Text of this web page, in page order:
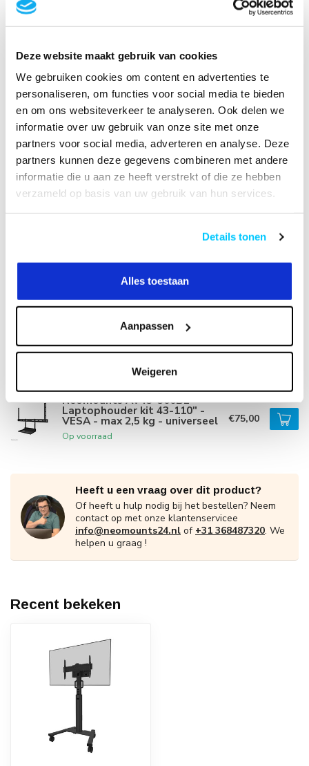
Deze website maakt gebruik van cookies
We gebruiken cookies om content en advertenties te
personaliseren, om functies voor social media te bieden
en om ons websiteverkeer te analyseren. Ook delen we
informatie over uw gebruik van onze site met onze
partners voor social media, adverteren en analyse. Deze
partners kunnen deze gegevens combineren met andere
informatie die u aan ze heeft verstrekt of die ze hebben
verzameld op basis van uw gebruik van hun services.
Details tonen
Alles toestaan
Aanpassen
Weigeren
Specificaties
Reviews
Gerelateerde producten
Neomounts FL50S-825WH1
TV Vloerstandaard
Op voorraad
€579,00
Universele Videobar kit €99,00
Videobar & Multimedia kit
Op voorraad
Videobar/soundbar houder €75,00
Neomounts AV45-500BL
Laptophouder kit 43-110" -
VESA - max 2,5 kg - universeel
Op voorraad
€75,00
Heeft u een vraag over dit product?
Of heeft u hulp nodig bij het bestellen? Neem
contact op met onze klantenservicee
info@neomounts24.nl of +31 368487320. We
helpen u graag !
Recent bekeken